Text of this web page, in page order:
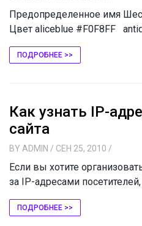
Предопределенное имя
Цвет aliceblue #F0F8FF
ПОДРОБНЕЕ >>
Как узнать IP-
сайта
BY ADMIN / СЕН 25, 2010 /
Если вы хотите
за IP-адресами
ПОДРОБНЕЕ >>